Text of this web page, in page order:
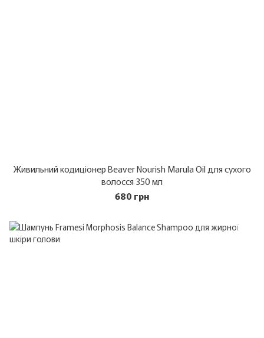
Живильний кодиціонер Beaver Nourish Marula Oil для сухого
волосся 350 мл
680 грн